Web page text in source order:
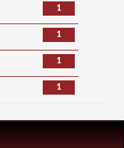
1
1
1
1